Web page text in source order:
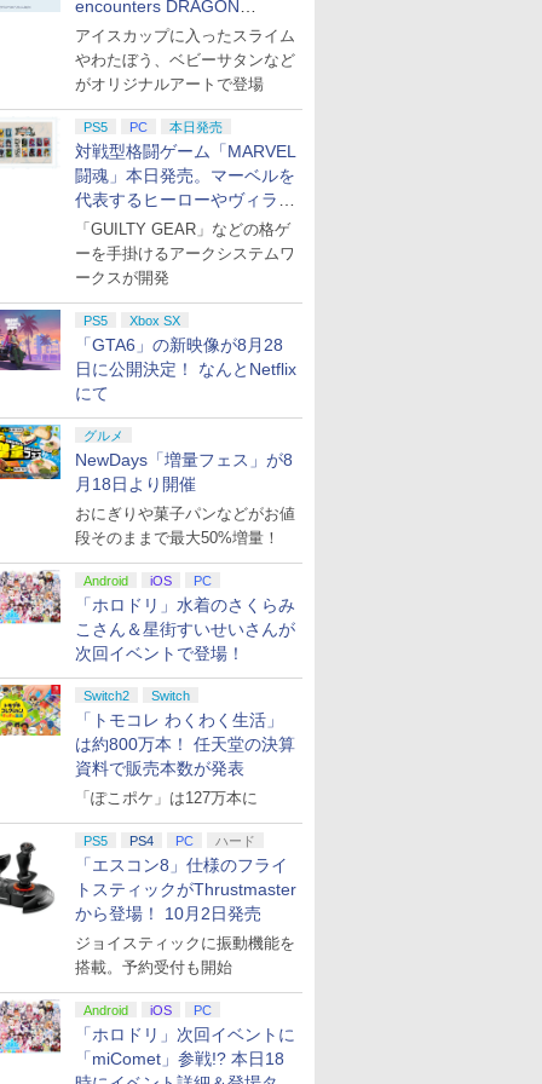
encounters DRAGON
QUEST」第2弾が本日発売
アイスカップに入ったスライム
やわたぼう、ベビーサタンなど
がオリジナルアートで登場
PS5 PC 本日発売
対戦型格闘ゲーム「MARVEL
闘魂」本日発売。マーベルを
代表するヒーローやヴィラン
たちが登場
「GUILTY GEAR」などの格ゲ
ーを手掛けるアークシステムワ
ークスが開発
PS5 Xbox SX
「GTA6」の新映像が8月28
日に公開決定！ なんとNetflix
にて
グルメ
NewDays「増量フェス」が8
月18日より開催
おにぎりや菓子パンなどがお値
段そのままで最大50%増量！
Android iOS PC
「ホロドリ」水着のさくらみ
こさん＆星街すいせいさんが
次回イベントで登場！
Switch2 Switch
「トモコレ わくわく生活」
は約800万本！ 任天堂の決算
資料で販売本数が発表
「ぽこポケ」は127万本に
PS5 PS4 PC ハード
「エスコン8」仕様のフライ
トスティックがThrustmaster
から登場！ 10月2日発売
ジョイスティックに振動機能を
搭載。予約受付も開始
Android iOS PC
「ホロドリ」次回イベントに
「miComet」参戦!? 本日18